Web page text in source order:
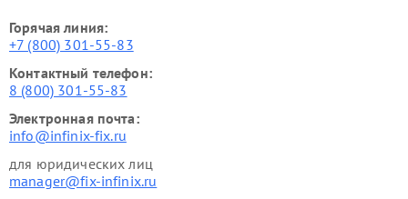
Горячая линия:
+7 (800) 301-55-83
Контактный телефон:
8 (800) 301-55-83
Электронная почта:
info@infinix-fix.ru
для юридических лиц
manager@fix-infinix.ru